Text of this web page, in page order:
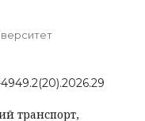
транспорт,